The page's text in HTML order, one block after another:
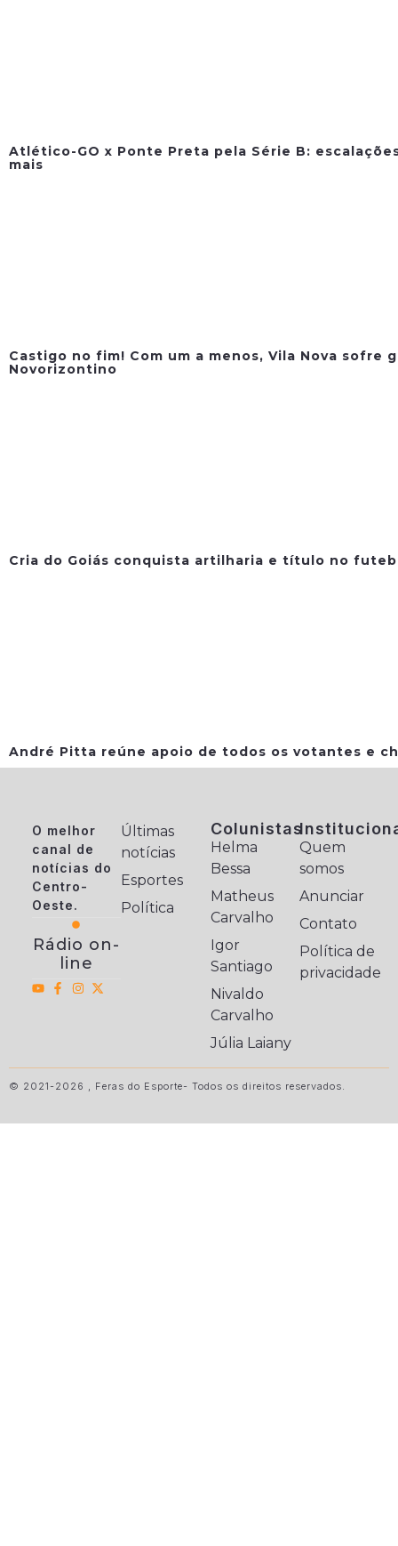
Atlético-GO x Ponte Preta pela Série B:
mais
Castigo no fim! Com um a menos, Vila Nova sofre
Novorizontino
Cria do Goiás conquista artilharia e título no
André Pitta reúne apoio de todos os votantes e
O melhor
canal de
notícias do
Centro-
Oeste.
Rádio on-
line
Últimas
notícias
Esportes
Política
Colunistas
Helma
Bessa
Matheus
Carvalho
Igor
Santiago
Nivaldo
Carvalho
Júlia Laiany
Quem
somos
Anunciar
Contato
Política de
privacidade
© 2021-2026 , Feras do Esporte- Todos os direitos reservados.